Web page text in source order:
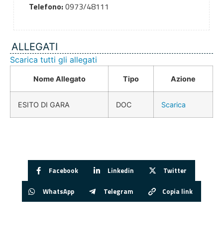
Telefono:0973/48111
ALLEGATI
Scarica tutti gli allegati
Nome Allegato Tipo Azione
ESITO DI GARA DOC Scarica
Facebook Linkedin Twitter
WhatsApp Telegram Copia link